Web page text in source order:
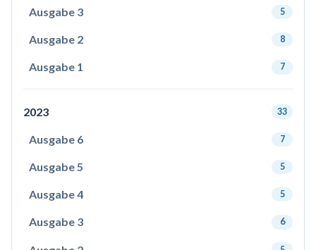
Ausgabe 3 5
Ausgabe 2 8
Ausgabe 1 7
2023 33
Ausgabe 6 7
Ausgabe 5 5
Ausgabe 4 5
Ausgabe 3 6